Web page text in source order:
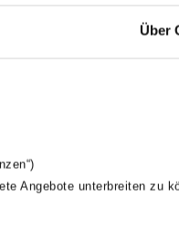
Über
Angebote unterbreiten zu